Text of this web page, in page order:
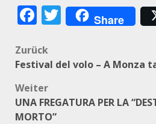
Facebook
Twitter
Share
Zurück
Festival del volo – A Monza
Weiter
UNA FREGATURA PER LA
MORTO”